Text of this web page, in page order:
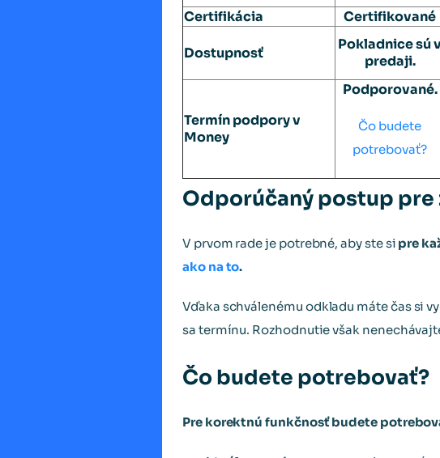
Certifikácia
Certifikované
Dostupnosť
Pokladnice sú v
predaji.
Termín podpory v
Money
Podporované.
Čo budete
potrebovať?
Odporúčaný postup pre
V prvom rade je potrebné, aby ste si pre
ako na to.
Vďaka schválenému odkladu máte čas si
sa termínu. Rozhodnutie však
Čo budete potrebovať?
Pre korektnú funkčnosť budete